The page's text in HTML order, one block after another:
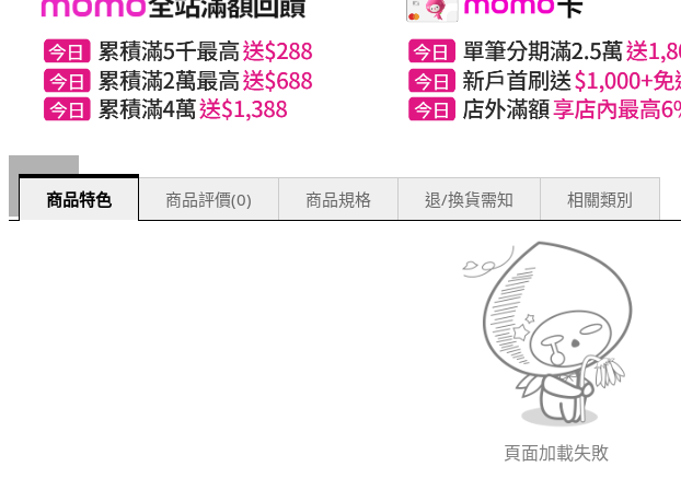
商品特色 商品評價(0) 商品規格 退/換貨需知 相關類別
頁面加載失敗